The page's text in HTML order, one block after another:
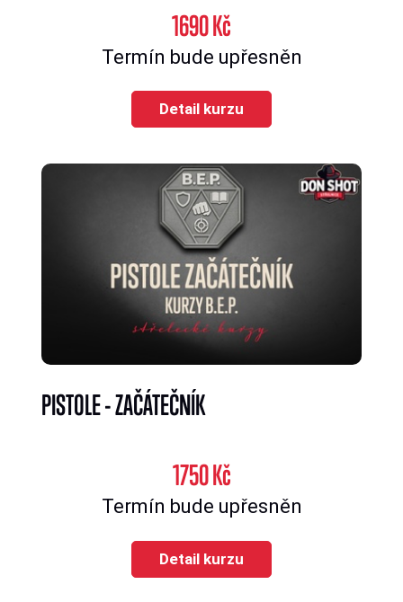
1690 Kč
Termín bude upřesněn
Detail kurzu
PISTOLE - ZAČÁTEČNÍK
1750 Kč
Termín bude upřesněn
Detail kurzu